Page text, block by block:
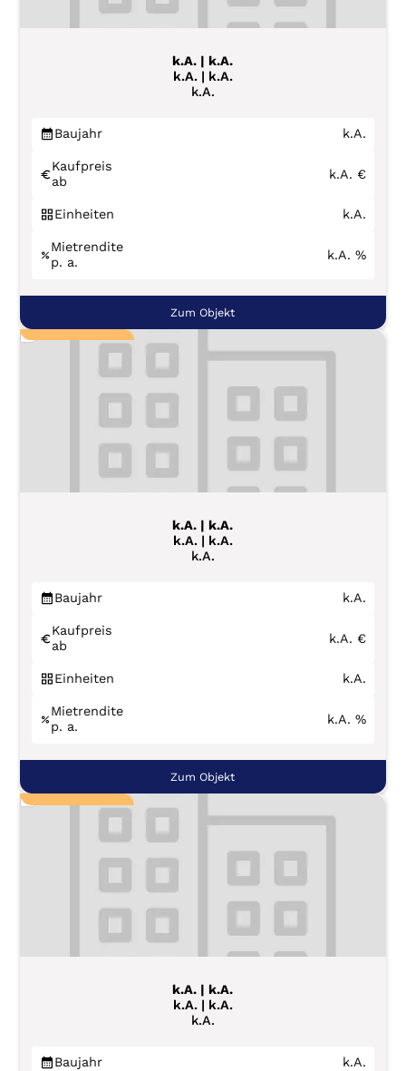
k.A. | k.A.
k.A. | k.A.
k.A.
Baujahr k.A.
Kaufpreis
ab
k.A. €
Einheiten k.A.
Mietrendite
p. a.
k.A. %
Zum Objekt
k.A. | k.A.
k.A. | k.A.
k.A.
Baujahr k.A.
Kaufpreis
ab
k.A. €
Einheiten k.A.
Mietrendite
p. a.
k.A. %
Zum Objekt
k.A. | k.A.
k.A. | k.A.
k.A.
Baujahr k.A.